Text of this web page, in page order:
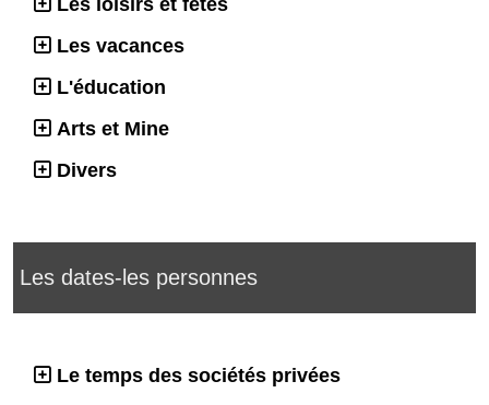
Les vacances
L'éducation
Arts et Mine
Divers
Les dates-les personnes
Le temps des sociétés privées